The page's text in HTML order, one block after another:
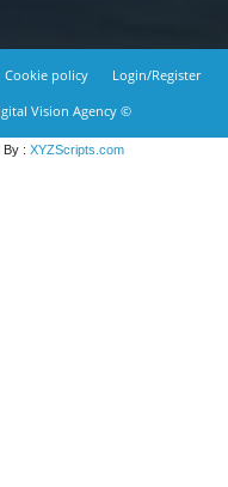
Cookie policy
Login/Register
Vision Agency ©
: XYZScripts.com